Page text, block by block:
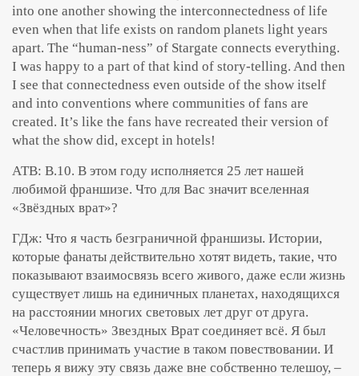
into one another showing the interconnectedness of life
even when that life exists on random planets light years
apart. The “human-ness” of Stargate connects everything.
I was happy to a part of that kind of story-telling. And then
I see that connectedness even outside of the show itself
and into conventions where communities of fans are
created. It’s like the fans have recreated their version of
what the show did, except in hotels!
АТВ: В.10. В этом году исполняется 25 лет нашей
любимой франшизе. Что для Вас значит вселенная
«Звёздных врат»?
ГДж: Что я часть безграничной франшизы. Истории,
которые фанаты действительно хотят видеть, такие, что
показывают взаимосвязь всего живого, даже если жизнь
существует лишь на единичных планетах, находящихся
на расстоянии многих световых лет друг от друга.
«Человечность» Звездных Врат соединяет всё. Я был
счастлив принимать участие в таком повествовании. И
теперь я вижу эту связь даже вне собственно телешоу, –